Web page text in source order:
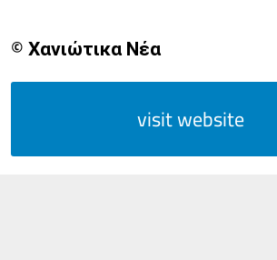
© Χανιώτικα Νέα
visit website